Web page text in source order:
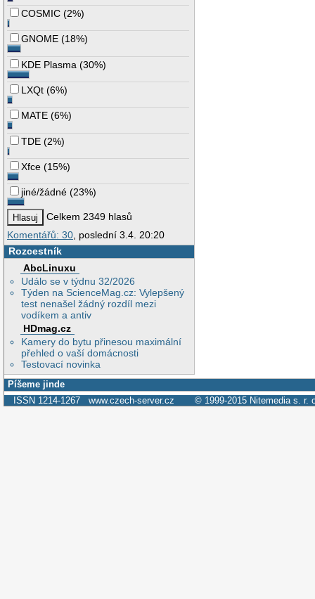
COSMIC (2%)
GNOME (18%)
KDE Plasma (30%)
LXQt (6%)
MATE (6%)
TDE (2%)
Xfce (15%)
jiné/žádné (23%)
Celkem 2349 hlasů
Komentářů: 30 , poslední 3.4. 20:20
Rozcestník
AbcLinuxu
Událo se v týdnu 32/2026
Týden na ScienceMag.cz: Vylepšený
test nenašel žádný rozdíl mezi
vodíkem a antiv
HDmag.cz
Kamery do bytu přinesou maximální
přehled o vaší domácnosti
Testovací novinka
Píšeme jinde
ISSN 1214-1267 www.czech-server.cz © 1999-2015 Nitemedia s. r.